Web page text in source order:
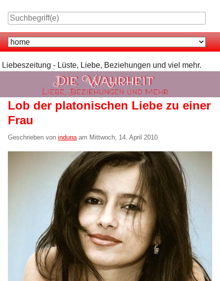
Navigation
Liebeszeitung - Lüste, Liebe, Beziehungen und viel mehr.
Lob der platonischen Liebe zu einer
Frau
Geschrieben von indunaam Mittwoch, 14. April 2010